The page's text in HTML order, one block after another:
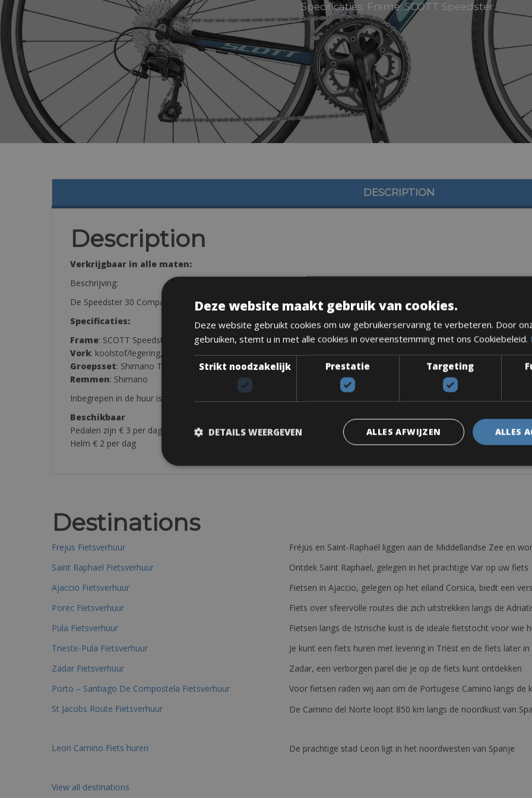
Specificaties: Frame: SCOTT Speedster..
DESCRIPTION
Description
Verkrijgbaar in alle maten:
Beschrijving:
De Speedster 30 Compact heeft een nieuw hydrogevormd aeroframe met interne kabelgeleiding om er sneller uit te zien
Specificaties:
Frame: SCOTT Speedster Double Butted 6061 legering, aerodynamische vorm
Vork: koolstof/legering, 1 1/8″
Groepsset: Shimano Tiagra
Remmen: Shimano
Inbegrepen in de huur is een zadeltas, met multitool, bandenlichters, minipomp.
Beschikbaar
Pedalen zijn € 3 per dag
Helm € 2 per dag
Destinations
Frejus Fietsverhuur
Fréjus en Saint-Raphaël liggen aan de Middellandse Zee en
Saint Raphael Fietsverhuur
Ontdek Saint Raphael, gelegen in het prachtige Var op uw fiets
Ajaccio Fietsverhuur
Fietsen in Ajaccio, gelegen op het eiland Corsica, biedt een
Porec Fietsverhuur
Fiets over sfeervolle routes die zich uitstrekken langs de
Pula Fietsverhuur
Fietsen langs de Istrische kust is de ideale fietstocht voor wie
Trieste-Pula Fietsverhuur
Je kunt een fiets huren met levering in Triëst en de fiets later
Zadar Fietsverhuur
Zadar, een verborgen parel die je op de fiets kunt ontdekken
Porto – Santiago De Compostela Fietsverhuur
Voor fietsen raden wij aan om de Portugese Camino langs de
St Jacobs Route Fietsverhuur
De Camino del Norte loopt 850 km langs de noordkust van
Leon Camino Fiets huren De prachtige stad Leon ligt in het noordwesten van Spanje
View all destinations
Deze website maakt gebruik van cookies.
Deze website gebruikt cookies om uw gebruikerservaring te verbeteren. Door
gebruiken, stemt u in met alle cookies in overeenstemming met ons Cookiebeleid.
Strikt noodzakelijk Prestatie Targeting
ALLES
ALLES AFWIJZEN
DETAILS WEERGEVEN